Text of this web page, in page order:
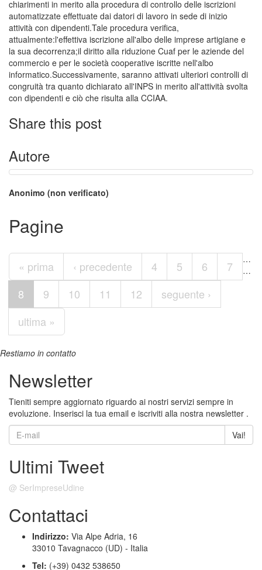
chiarimenti in merito alla procedura di controllo delle iscrizioni
automatizzate effettuate dai datori di lavoro in sede di inizio
attività con dipendenti.Tale procedura verifica,
attualmente:l'effettiva iscrizione all'albo delle imprese artigiane e
la sua decorrenza;il diritto alla riduzione Cuaf per le aziende del
commercio e per le società cooperative iscritte nell'albo
informatico.Successivamente, saranno attivati ulteriori controlli di
congruità tra quanto dichiarato all'INPS in merito all'attività svolta
con dipendenti e ciò che risulta alla CCIAA.
Share this post
Autore
Anonimo (non verificato)
Pagine
« prima ‹ precedente …
4 5 6
7
8
9 10 11 12
…
seguente ›
ultima »
Restiamo in contatto
Newsletter
Tieniti sempre aggiornato riguardo ai nostri servizi sempre in
evoluzione. Inserisci la tua email e iscriviti alla nostra newsletter .
Vai!
Ultimi Tweet
@ SerImpreseUdine
Contattaci
Indirizzo: Via Alpe Adria, 16
33010 Tavagnacco (UD) - Italia
Tel: (+39) 0432 538650